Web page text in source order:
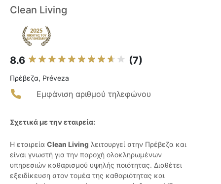
Clean Living
8.6 (7)
Πρέβεζα, Préveza
Εμφάνιση αριθμού τηλεφώνου
Σχετικά με την εταιρεία:
Η εταιρεία Clean Living λειτουργεί στην Πρέβεζα και
είναι γνωστή για την παροχή ολοκληρωμένων
υπηρεσιών καθαρισμού υψηλής ποιότητας. Διαθέτει
εξειδίκευση στον τομέα της καθαριότητας και